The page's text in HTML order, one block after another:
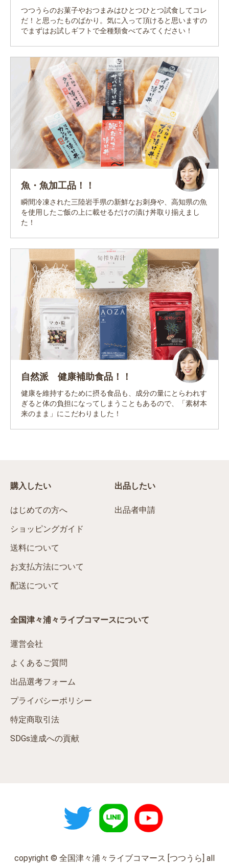
つつうらのお菓子やおつまみはひとつひとつ試食してコレ
だ！と思ったものばかり。気に入って頂けると思いますの
でまずはお試しギフトで全種類食べてみてください！
魚・魚加工品！！
瞬間冷凍された三陸岩手県の新鮮なお刺身や、高知県の魚
を使用したご飯の上に載せるだけの漬け丼取り揃えまし
た！
自然派 健康補助食品！！
健康を維持するために摂る食品も、成分の量にとらわれす
ぎると体の負担になってしまうこともあるので、「素材本
来のまま」にこだわりました！
購入したい
はじめての方へ
ショッピングガイド
送料について
お支払方法について
配送について
出品したい
出品者申請
全国津々浦々ライブコマースについて
運営会社
よくあるご質問
出品選考フォーム
プライバシーポリシー
特定商取引法
SDGs達成への貢献
copyright © 全国津々浦々ライブコマース [つつうら] all